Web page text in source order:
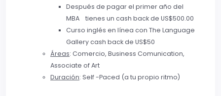
Después de pagar el primer año del
MBA tienes un cash back de US$500.00
Curso inglés en línea con The Language
Gallery cash back de US$50
Áreas: Comercio, Business Comunication,
Associate of Art
Duración: Self -Paced (a tu propio ritmo)